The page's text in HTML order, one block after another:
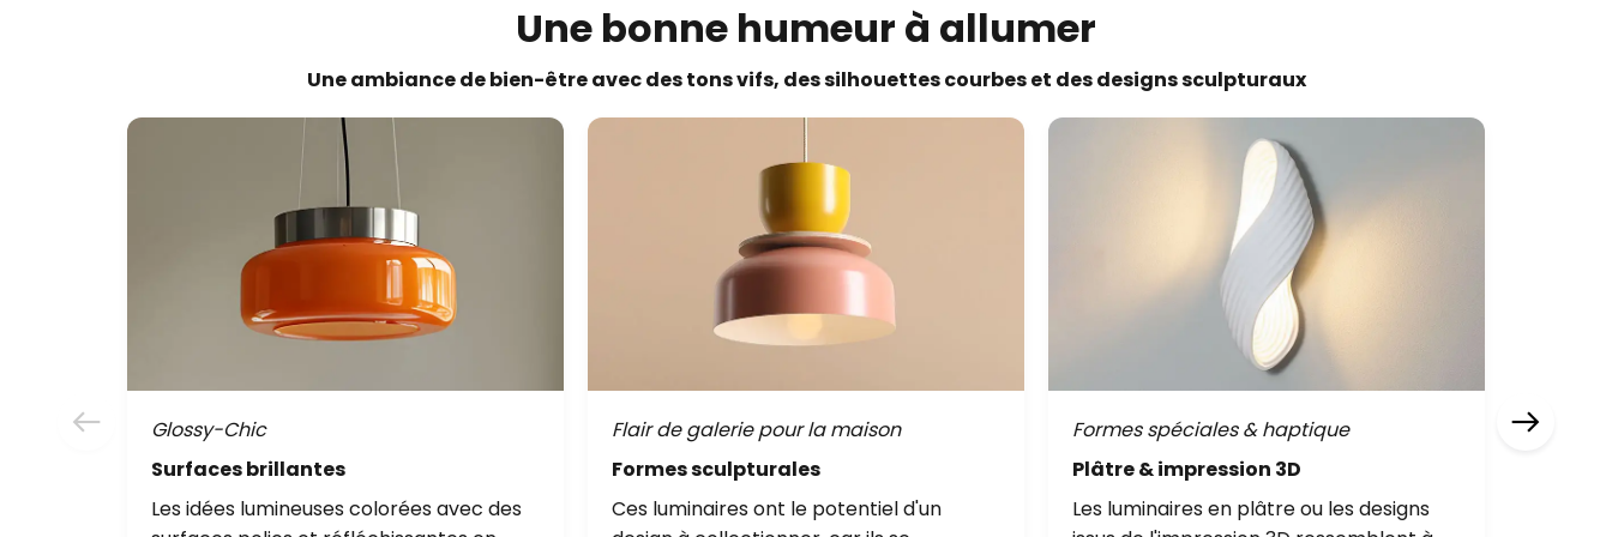
Une bonne humeur à allumer
Une ambiance de bien-être avec des tons vifs, des silhouettes courbes et des designs sculpturaux
Glossy-Chic
Surfaces brillantes
Les idées lumineuses colorées avec des
Flair de galerie pour la maison
Formes sculpturales
Ces luminaires ont le potentiel d'un
Formes spéciales & haptique
Plâtre & impression 3D
Les luminaires en plâtre ou les designs
Lignes